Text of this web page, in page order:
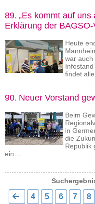
89. „Es kommt auf uns
Erklärung der
Heute
war auch
findet
90. Neuer Vorstand
Beim
in
die
Republik
ein…
4 5 6 7 8